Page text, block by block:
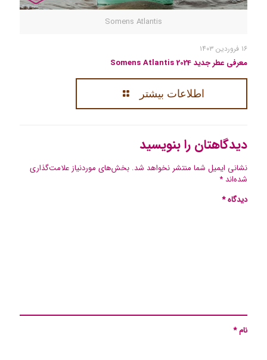
Somens Atlantis
۱۶ فروردین ۱۴۰۳
معرفی عطر جدید 2024 Somens Atlantis
اطلاعات بیشتر
دیدگاهتان را بنویسید
نشانی ایمیل شما منتشر نخواهد شد. بخش‌های موردنیاز علامت‌گذاری
شده‌اند *
دیدگاه*
نام*